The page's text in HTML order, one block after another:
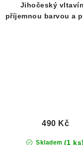
Jihočeský
příjemnou barvou a
Skladem (1 ks)
490 Kč